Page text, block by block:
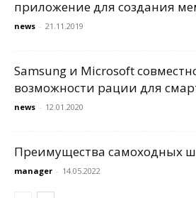
приложение для создания
news - 21.11.2019
Samsung и Microsoft
возможности рации для
news - 12.01.2020
Преимущества самоходных
manager - 14.05.2022